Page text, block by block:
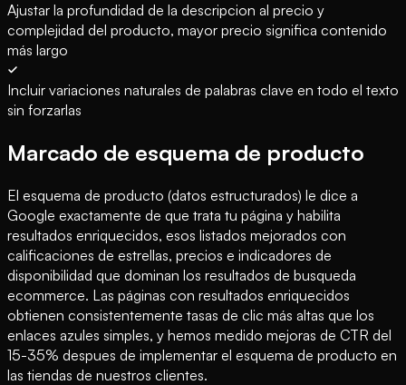
Ajustar la profundidad de la descripcion al precio y
complejidad del producto, mayor precio significa contenido
más largo
Incluir variaciones naturales de palabras clave en todo el texto
sin forzarlas
Marcado de esquema de producto
El esquema de producto (datos estructurados) le dice a
Google exactamente de que trata tu página y habilita
resultados enriquecidos, esos listados mejorados con
calificaciones de estrellas, precios e indicadores de
disponibilidad que dominan los resultados de busqueda
ecommerce. Las páginas con resultados enriquecidos
obtienen consistentemente tasas de clic más altas que los
enlaces azules simples, y hemos medido mejoras de CTR del
15-35% despues de implementar el esquema de producto en
las tiendas de nuestros clientes.